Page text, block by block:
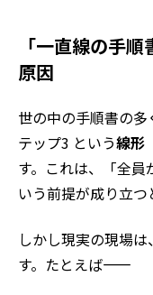
「一直線の手
原因
世の中の手順書の
テップ3 という線形
す。これは、「全員
いう前提が成り立つ
しかし現実の現場
す。たとえば——